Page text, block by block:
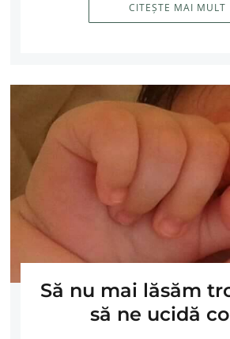
CITEȘTE MAI MULT
Să nu mai lăsăm
să ne ucidă